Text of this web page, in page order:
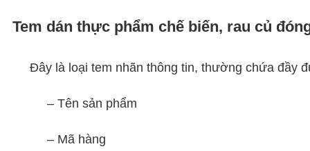
Tem dán thực phẩm chế biến, rau củ
Đây là loại tem nhãn thông tin, thường chứa đầy
– Tên sản phẩm
– Mã hàng